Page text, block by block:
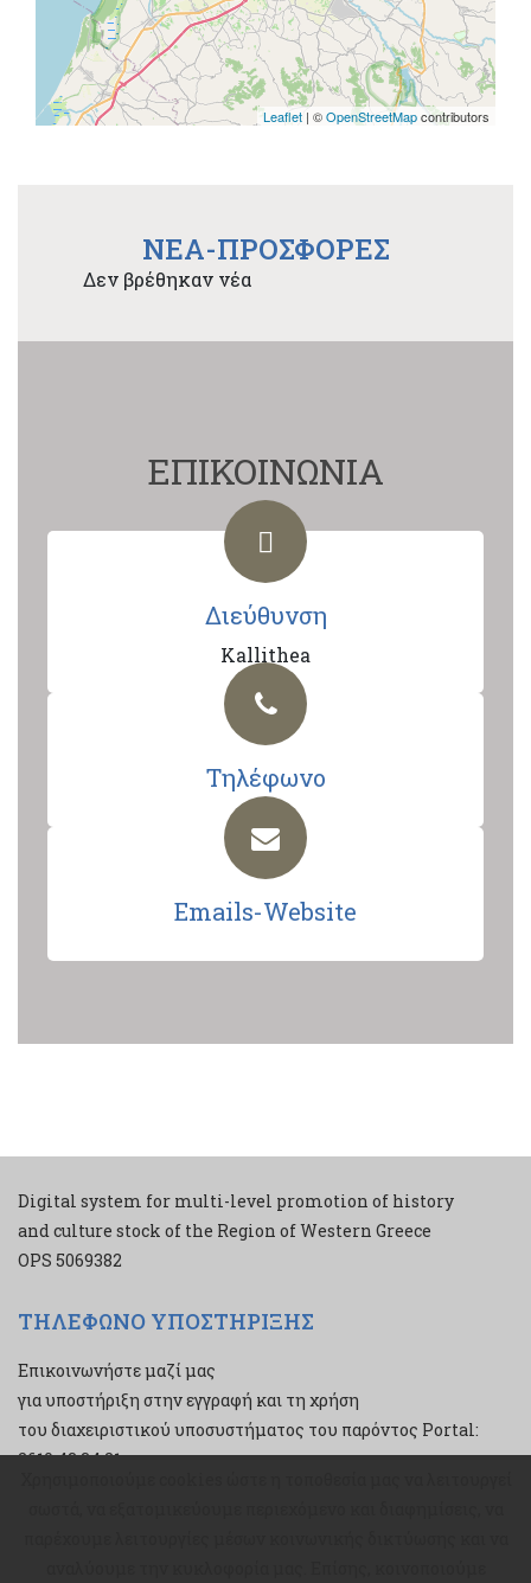
Leaflet | ©OpenStreetMapcontributors
NEA-ΠΡΟΣΦΟΡΕΣ
Δεν βρέθηκαν νέα
ΕΠΙΚΟΙΝΩΝΙΑ
Διεύθυνση
Kallithea
Τηλέφωνο
Emails-Website
Digital system for multi-level promotion of history
and culture stock of the Region of Western Greece
ΟPS 5069382
ΤΗΛΕΦΩΝΟ ΥΠΟΣΤΗΡΙΞΗΣ
Επικοινωνήστε μαζί μας
για υποστήριξη στην εγγραφή και τη χρήση
του διαχειριστικού υποσυστήματος του παρόντος Portal:
2610 43 34 21